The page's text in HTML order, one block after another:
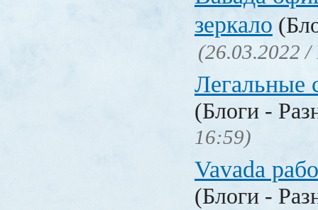
зеркало
(26.03.2022 /
Легальные
(Блоги -
16:59)
Vavada
(Блоги -